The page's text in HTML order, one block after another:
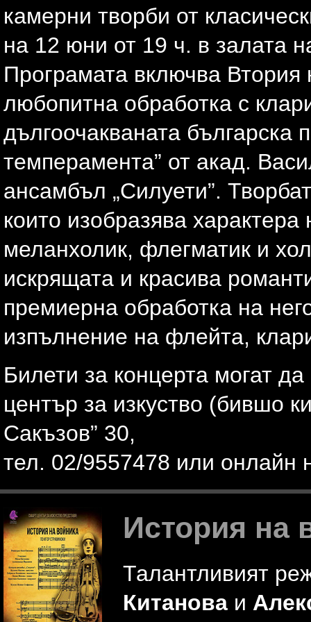
камерни творби от
на 12 юни от 19 ч. в залата
Програмата включва
любопитна обработка с
дългоочакваната българска
темперамента” от акад.
ансамбъл „Силуети”.
които изобразява
меланхолик, флегматик и
искрящата и красива
премиерна обработка на
изпълнение на флейта,
Билети за концерта могат
център за изкуство (бившо
Сакъзов” 30,
тел. 02/9557478 или онлайн
История на
Талантливият
Китанова и